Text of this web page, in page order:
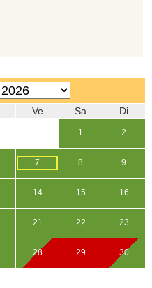
Ve Sa Di
1 2
7 8 9
14 15 16
21 22 23
28 29 30